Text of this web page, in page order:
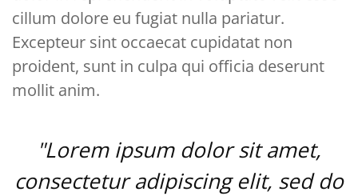
cillum dolore eu fugiat nulla pariatur.
Excepteur sint occaecat cupidatat non
proident, sunt in culpa qui officia deserunt
mollit anim.
"Lorem ipsum dolor sit amet,
consectetur adipiscing elit, sed do